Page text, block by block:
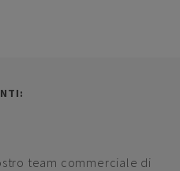
team commerciale di